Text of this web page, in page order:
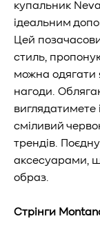
купальник
ідеальним
Цей
стиль,
можна одягати
нагоди.
виглядатимете
сміливий
трендів.
аксесуарами,
образ.
Стрінги